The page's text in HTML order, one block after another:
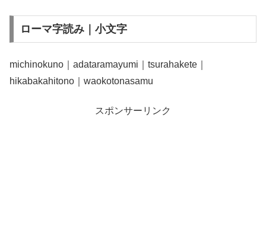
ローマ字読み｜小文字
michinokuno｜adataramayumi｜tsurahakete｜
hikabakahitono｜waokotonasamu
スポンサーリンク